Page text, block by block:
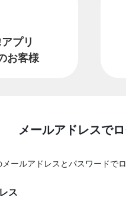
プリ
お客様
メールアドレスで
メールアドレスとパスワードで
ス